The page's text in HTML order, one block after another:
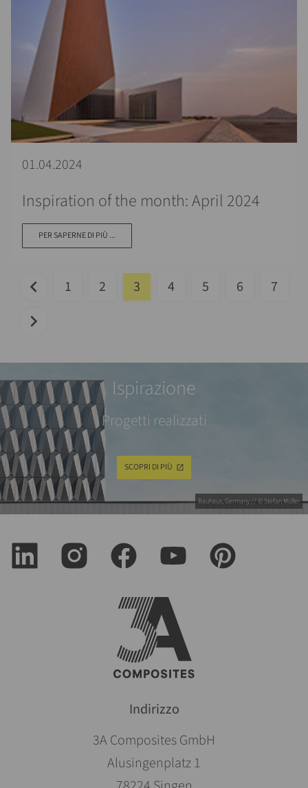
01.04.2024
Inspiration of the month: April 2024
PER SAPERNE DI PIÙ ...
1 2 3 4 5 6 7
Bauhaus, Germany // © Stefan Müller
Ispirazione
Progetti realizzati
SCOPRI DI PIÙ
Indirizzo
3A Composites GmbH
Alusingenplatz 1